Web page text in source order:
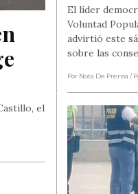
el
El líder
Voluntad
advirtió este
sobre las
Por Nota De Prensa /